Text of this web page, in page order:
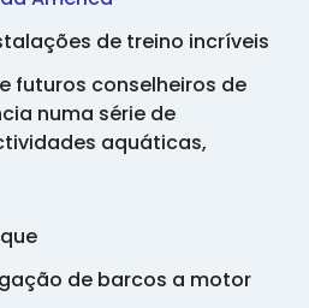
de treino incríveis
futuros conselheiros de
numa série de
aquáticas,
de barcos a motor